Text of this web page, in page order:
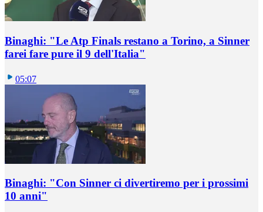
Binaghi: "Le Atp Finals restano a Torino, a Sinner
farei fare pure il 9 dell'Italia"
05:07
Binaghi: "Con Sinner ci divertiremo per i prossimi
10 anni"